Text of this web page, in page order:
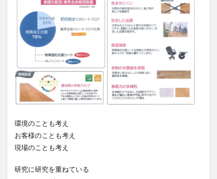
環境のことも考え
お客様のことも考え
現場のことも考え
研究に研究を重ねている